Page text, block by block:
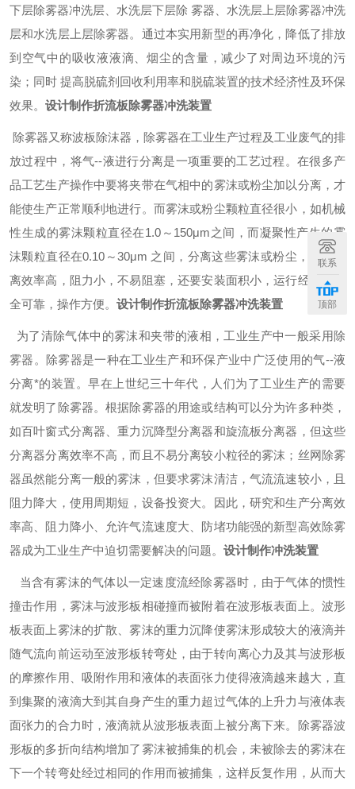
下层除雾器冲洗层、水洗层下层除 雾器、水洗层上层除雾器冲洗
层和水洗层上层除雾器。通过本实用新型的再净化，降低了排放
到空气中的吸收液液滴、烟尘的含量，减少了对周边环境的污
染；同时 提高脱硫剂回收利用率和脱硫装置的技术经济性及环保
效果。 设计制作折流板除雾器冲洗装置
除雾器又称波板除沫器 ， 除雾器在工业生产过程及工业废气的排
放过程中，将气--液进行分离是一项重要的工艺过程。在很多产
品工艺生产操作中要将夹带在气相中的雾沫或粉尘加以分离，才
能使生产正常顺利地进行。而雾沫或粉尘颗粒直径很小，如机械
性生成的雾沫颗粒直径在1.0～150μm之间，而凝聚性产生的雾
沫颗粒直径在0.10～30μm 之间，分离这些雾沫或粉尘，既要分
离效率高，阻力小，不易阻塞，还要安装面积小，运行经济，安
全可靠，操作方便。 设计制作折流板除雾器冲洗装置
为了清除气体中的雾沫和夹带的液相，工业生产中一般采用除
雾器。除雾器是一种在工业生产和环保产业中广泛使用的气--液
分离*的装置。早在上世纪三十年代，人们为了工业生产的需要
就发明了除雾器。根据除雾器的用途或结构可以分为许多种类，
如百叶窗式分离器、重力沉降型分离器和旋流板分离器，但这些
分离器分离效率不高，而且不易分离较小粒径的雾沫；丝网除雾
器虽然能分离一般的雾沫，但要求雾沫清洁，气流流速较小，且
阻力降大，使用周期短，设备投资大。因此，研究和生产分离效
率高、阻力降小、允许气流速度大、防堵功能强的新型高效除雾
器成为工业生产中迫切需要解决的问题。 设计制作冲洗装置
当含有雾沫的气体以一定速度流经除雾器时，由于气体的惯性
撞击作用，雾沫与波形板相碰撞而被附着在波形板表面上。波形
板表面上雾沫的扩散、雾沫的重力沉降使雾沫形成较大的液滴并
随气流向前运动至波形板转弯处，由于转向离心力及其与波形板
的摩擦作用、吸附作用和液体的表面张力使得液滴越来越大，直
到集聚的液滴大到其自身产生的重力超过气体的上升力与液体表
面张力的合力时，液滴就从波形板表面上被分离下来。除雾器波
形板的多折向结构增加了雾沫被捕集的机会，未被除去的雾沫在
下一个转弯处经过相同的作用而被捕集，这样反复作用，从而大
联系
顶部